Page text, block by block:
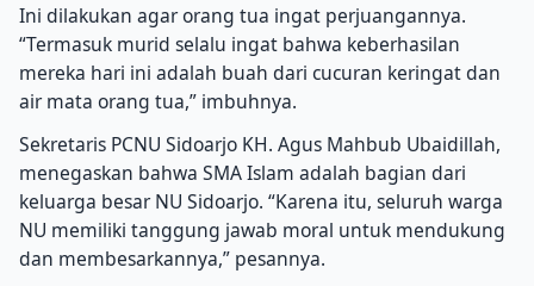
Ini dilakukan agar orang tua ingat perjuangannya.
“Termasuk murid selalu ingat bahwa keberhasilan
mereka hari ini adalah buah dari cucuran keringat dan
air mata orang tua,” imbuhnya.
Sekretaris PCNU Sidoarjo KH. Agus Mahbub Ubaidillah,
menegaskan bahwa SMA Islam adalah bagian dari
keluarga besar NU Sidoarjo. “Karena itu, seluruh warga
NU memiliki tanggung jawab moral untuk mendukung
dan membesarkannya,” pesannya.